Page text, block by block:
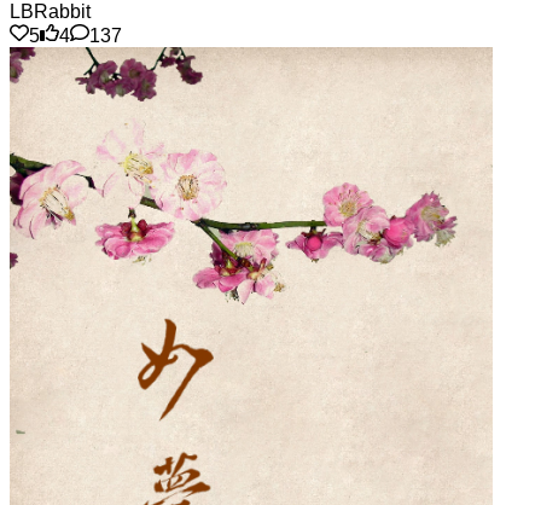
LBRabbit
5
4 137